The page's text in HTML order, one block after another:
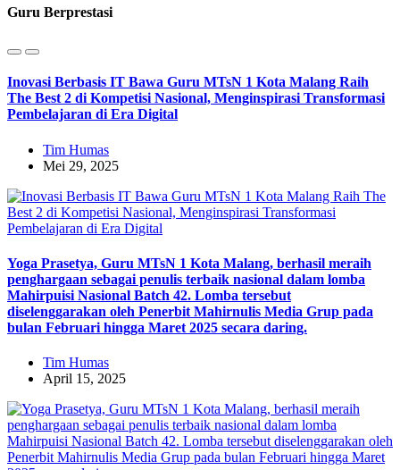
Guru Berprestasi
Inovasi Berbasis IT Bawa Guru MTsN 1 Kota Malang Raih
The Best 2 di Kompetisi Nasional, Menginspirasi Transformasi
Pembelajaran di Era Digital
Tim Humas
Mei 29, 2025
Yoga Prasetya, Guru MTsN 1 Kota Malang, berhasil meraih
penghargaan sebagai penulis terbaik nasional dalam lomba
Mahirpuisi Nasional Batch 42. Lomba tersebut
diselenggarakan oleh Penerbit Mahirnulis Media Grup pada
bulan Februari hingga Maret 2025 secara daring.
Tim Humas
April 15, 2025